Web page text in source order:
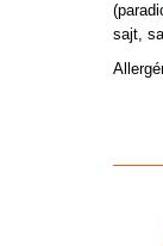
sajt,